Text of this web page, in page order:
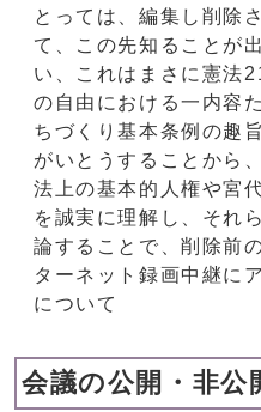
とっては、編集し削除
て、この先知ることが
い、これはまさに憲法
の自由における一内容
ちづくり基本条例の趣
がいとうすることから
法上の基本的人権や宮
を誠実に理解し、それ
論することで、削除前
ターネット録画中継に
について
会議の公開・非公